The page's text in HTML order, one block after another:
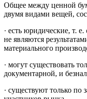
Общее между ценной
двумя видами вещей,
· есть юридические, т.
не являются
материального
· могут существовать
документарной, и
· существуют только по